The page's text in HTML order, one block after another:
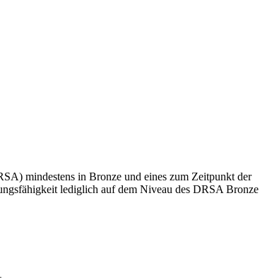
mindestens in Bronze und eines zum Zeitpunkt der
lediglich auf dem Niveau des DRSA Bronze